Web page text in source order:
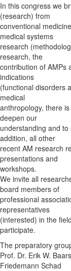
In this congress we
(research) from
conventional
medical systems
research
research, the
contribution of AMPs
indications
(functional disorders
medical
anthropology, there
deepen our
understanding and
addition, all other
recent AM research
presentations and
workshops.
We invite all
board members of
professional
representatives
(interested) in the
participate.
The preparatory
Prof. Dr. Erik W.
Friedemann Schad